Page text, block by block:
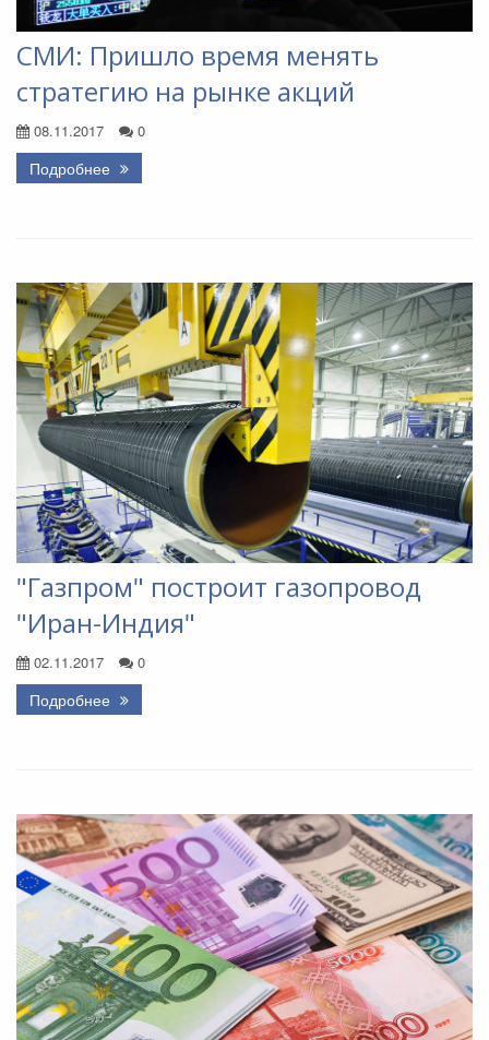
СМИ: Пришло время менять
стратегию на рынке акций
08.11.2017 0
Подробнее
"Газпром" построит газопровод
"Иран-Индия"
02.11.2017 0
Подробнее